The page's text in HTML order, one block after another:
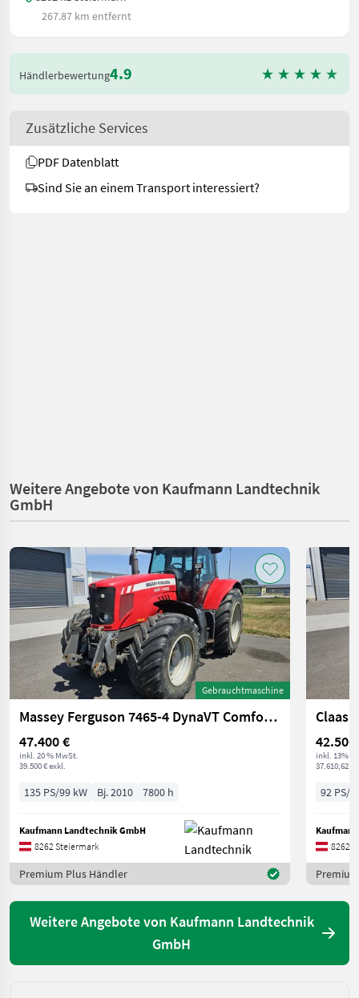
267.87 km entfernt
Händlerbewertung4.9
Zusätzliche Services
PDF Datenblatt
Sind Sie an einem Transport interessiert?
Weitere Angebote von Kaufmann Landtechnik
GmbH
Gebrauchtmaschine
Massey Ferguson 7465-4 DynaVT Comfort Plus
47.400 €
inkl. 20 % MwSt.
39.500 € exkl.
135 PS/99 kW Bj. 2010 7800 h
Kaufmann Landtechnik GmbH
8262 Steiermark
Premium Plus Händler
Claas
42.500
inkl. 13%
37.610,62 €
92 PS/
8262
Weitere Angebote von Kaufmann Landtechnik
GmbH